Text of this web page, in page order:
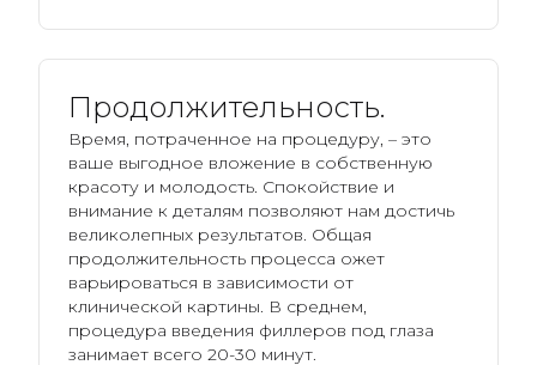
Продолжительность.
Время, потраченное на процедуру, – это
ваше выгодное вложение в собственную
красоту и молодость. Спокойствие и
внимание к деталям позволяют нам достичь
великолепных результатов. Общая
продолжительность процесса ожет
варьироваться в зависимости от
клинической картины. В среднем,
процедура введения филлеров под глаза
занимает всего 20-30 минут.